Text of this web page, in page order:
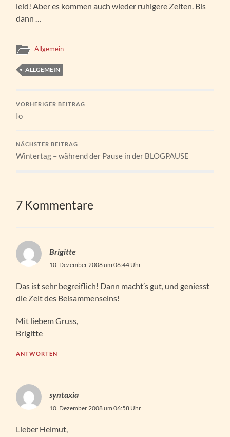
leid! Aber es kommen auch wieder ruhigere Zeiten. Bis
dann …
Allgemein
ALLGEMEIN
VORHERIGER BEITRAG
Io
NÄCHSTER BEITRAG
Wintertag – während der Pause in der BLOGPAUSE
7 Kommentare
Brigitte
10. Dezember 2008 um 06:44 Uhr
Das ist sehr begreiflich! Dann macht’s gut, und geniesst
die Zeit des Beisammenseins!
Mit liebem Gruss,
Brigitte
ANTWORTEN
syntaxia
10. Dezember 2008 um 06:58 Uhr
Lieber Helmut,